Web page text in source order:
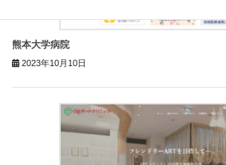
熊本大学病院
2023年10月10日